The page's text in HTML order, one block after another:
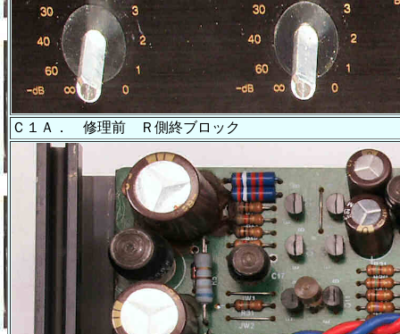
Ｃ１Ａ． 修理前 Ｒ側終ブロック